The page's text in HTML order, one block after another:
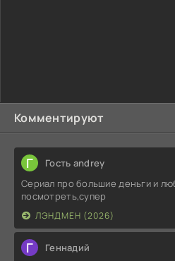
Комментируют
Г Гость andrey
Сериал про большие деньги и
посмотреть,супер
ЛЭНДМЕН (2026)
Г Геннадий